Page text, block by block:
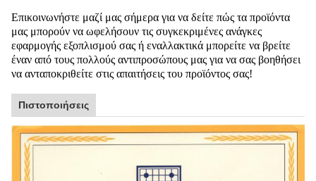
Επικοινωνήστε μαζί μας σήμερα για να δείτε πώς τα προϊόντα
μας μπορούν να ωφελήσουν τις συγκεκριμένες ανάγκες
εφαρμογής εξοπλισμού σας ή εναλλακτικά μπορείτε να βρείτε
έναν από τους πολλούς αντιπροσώπους μας για να σας βοηθήσει
να ανταποκριθείτε στις απαιτήσεις του προϊόντος σας!
Πιστοποιήσεις